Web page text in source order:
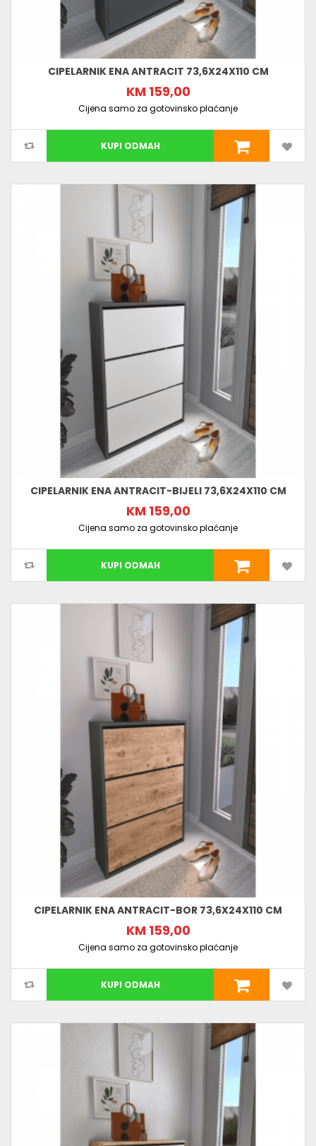
CIPELARNIK ENA ANTRACIT 73,6X24X110 CM
KM 159,00
Cijena samo za gotovinsko plaćanje
KUPI ODMAH
CIPELARNIK ENA ANTRACIT-BIJELI 73,6X24X110 CM
KM 159,00
Cijena samo za gotovinsko plaćanje
KUPI ODMAH
CIPELARNIK ENA ANTRACIT-BOR 73,6X24X110 CM
KM 159,00
Cijena samo za gotovinsko plaćanje
KUPI ODMAH